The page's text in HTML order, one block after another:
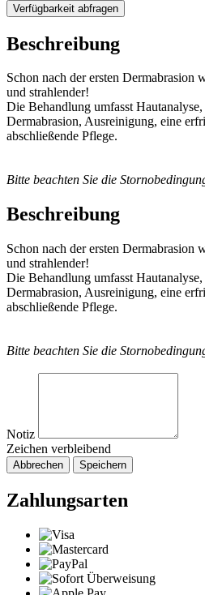
Verfügbarkeit abfragen
Beschreibung
Schon nach der ersten Dermabrasion
und strahlender!
Die Behandlung umfasst
Dermabrasion, Ausreinigung, eine
abschließende Pflege.
Bitte beachten Sie die
Beschreibung
Schon nach der ersten Dermabrasion
und strahlender!
Die Behandlung umfasst
Dermabrasion, Ausreinigung, eine
abschließende Pflege.
Bitte beachten Sie die
Notiz
Zeichen verbleibend
Abbrechen Speichern
Zahlungsarten